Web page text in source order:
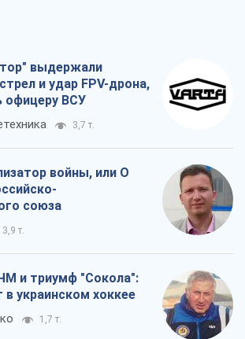
выдержали
и удар FPV-дрона,
офицеру ВСУ
3,7 т.
войны, или О
союза
3,9 т.
и триумф "Сокола":
в украинском хоккее
1,7 т.